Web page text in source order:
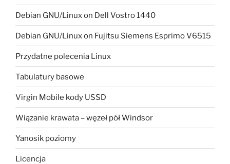
Debian GNU/Linux on Dell Vostro 1440
Debian GNU/Linux on Fujitsu Siemens Esprimo V6515
Przydatne polecenia Linux
Tabulatury basowe
Virgin Mobile kody USSD
Wiązanie krawata – węzeł pół Windsor
Yanosik poziomy
Licencja